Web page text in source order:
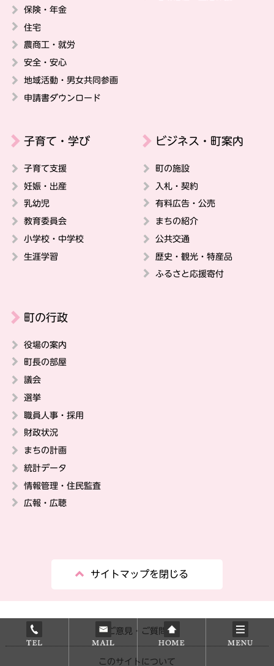
保険・年金
住宅
農商工・就労
安全・安心
地域活動・男女共同参画
申請書ダウンロード
子育て・学び
子育て支援
妊娠・出産
乳幼児
教育委員会
小学校・中学校
生涯学習
ビジネス・町案内
町の施設
入札・契約
有料広告・公売
まちの紹介
公共交通
歴史・観光・特産品
ふるさと応援寄付
町の行政
役場の案内
町長の部屋
議会
選挙
職員人事・採用
財政状況
まちの計画
統計データ
情報管理・住民監査
広報・広聴
サイトマップを閉じる
ご意見・ご質問
このサイトについて